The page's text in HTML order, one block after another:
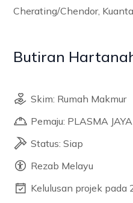
Cherating/Chendor,
Butiran
Skim: Rumah Makmur
Pemaju: PLASMA
Status: Siap
Rezab Melayu
Kelulusan projek pada